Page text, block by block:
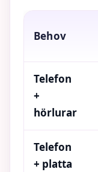
Behov
Telefon
+
hörlurar
Telefon
+ platta